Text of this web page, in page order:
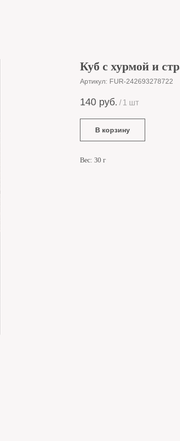
Куб с хурмой и
Артикул: FUR-242693278722
140 руб. / 1 шт
В корзину
Вес: 30 г